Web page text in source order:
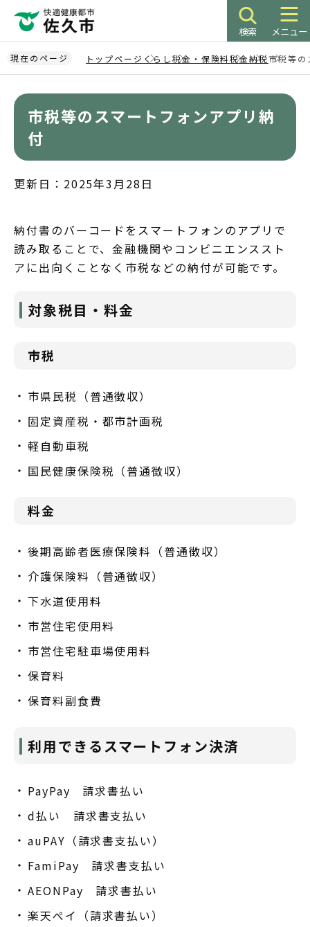
ペ
ー
ジ
検索 メニュー
現在のページ トップページ くらし税金・保険料税金納税市税等
市税等のスマートフォンアプリ納
付
更新日：2025年3月28日
納付書のバーコードをスマートフォンのアプリで
読み取ることで、金融機関やコンビニエンススト
アに出向くことなく市税などの納付が可能です。
対象税目・料金
市税
市県民税（普通徴収）
固定資産税・都市計画税
軽自動車税
国民健康保険税（普通徴収）
料金
後期高齢者医療保険料（普通徴収）
介護保険料（普通徴収）
下水道使用料
市営住宅使用料
市営住宅駐車場使用料
保育料
保育料副食費
利用できるスマートフォン決済
PayPay 請求書払い
d払い 請求書支払い
auPAY（請求書支払い）
FamiPay 請求書支払い
AEONPay 請求書払い
楽天ぺイ（請求書払い）